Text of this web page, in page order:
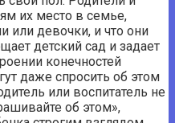
их место в семье,
или девочки, и что они
детский сад и задает
конечностей
даже спросить об этом
или воспитатель не
об этом»,